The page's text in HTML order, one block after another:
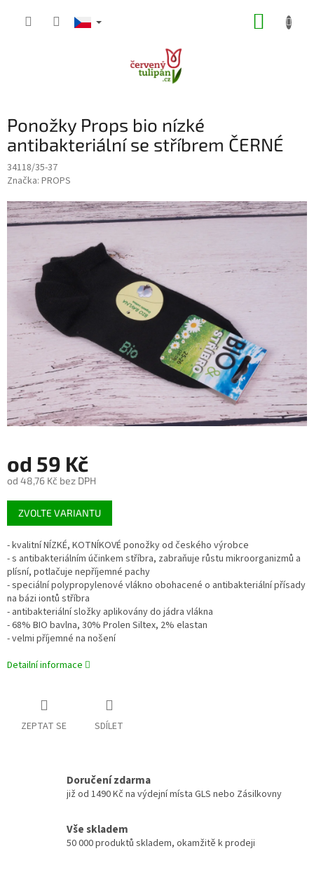
Ponožky Props bio nízké
antibakteriální se stříbrem ČERNÉ
34118/35-37
Značka: PROPS
od 59 Kč
od 48,76 Kč bez DPH
Měrná
cena:
ZVOLTE VARIANTU
- kvalitní NÍZKÉ, KOTNÍKOVÉ ponožky od českého výrobce
- s antibakteriálním účinkem stříbra, zabraňuje růstu mikroorganizmů a
plísní, potlačuje nepříjemné pachy
- speciální polypropylenové vlákno obohacené o antibakteriální přísady
na bázi iontů stříbra
- antibakteriální složky aplikovány do jádra vlákna
- 68% BIO bavlna, 30% Prolen Siltex, 2% elastan
- velmi příjemné na nošení
Detailní informace
ZEPTAT SE SDÍLET
Doručení zdarma
již od 1490 Kč na výdejní místa GLS nebo Zásilkovny
Vše skladem
50 000 produktů skladem, okamžitě k prodeji